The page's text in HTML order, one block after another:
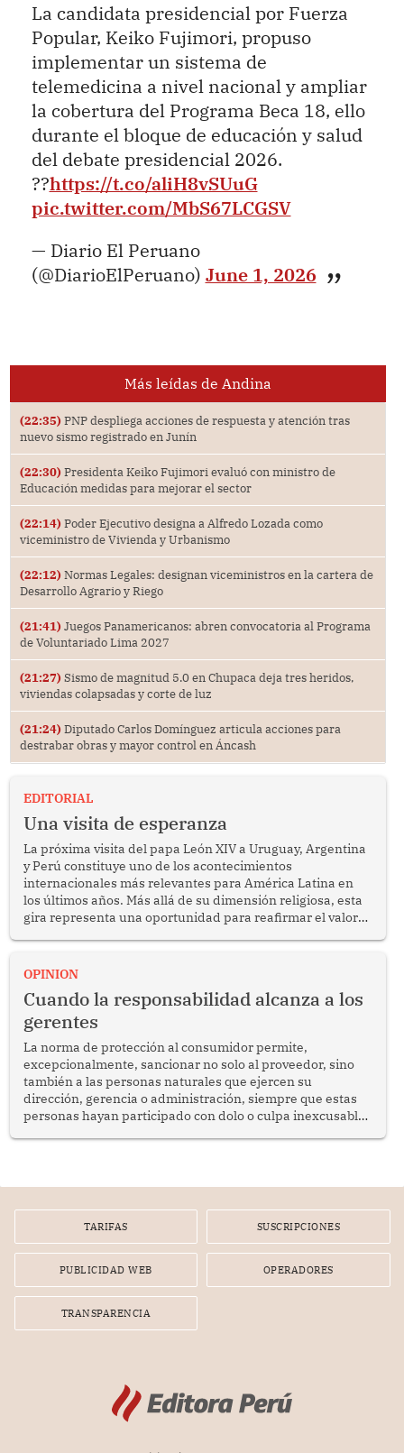
La candidata presidencial por Fuerza
Popular, Keiko Fujimori, propuso
implementar un sistema de
telemedicina a nivel nacional y ampliar
la cobertura del Programa Beca 18, ello
durante el bloque de educación y salud
del debate presidencial 2026.
??https://t.co/aliH8vSUuG
pic.twitter.com/MbS67LCGSV
— Diario El Peruano
(@DiarioElPeruano) June 1, 2026
Más leídas de Andina
(22:35) PNP despliega acciones de respuesta y atención tras
nuevo sismo registrado en Junín
(22:30) Presidenta Keiko Fujimori evaluó con ministro de
Educación medidas para mejorar el sector
(22:14) Poder Ejecutivo designa a Alfredo Lozada como
viceministro de Vivienda y Urbanismo
(22:12) Normas Legales: designan viceministros en la cartera de
Desarrollo Agrario y Riego
(21:41) Juegos Panamericanos: abren convocatoria al Programa
de Voluntariado Lima 2027
(21:27) Sismo de magnitud 5.0 en Chupaca deja tres heridos,
viviendas colapsadas y corte de luz
(21:24) Diputado Carlos Domínguez articula acciones para
destrabar obras y mayor control en Áncash
EDITORIAL
Una visita de esperanza
La próxima visita del papa León XIV a Uruguay, Argentina
y Perú constituye uno de los acontecimientos
internacionales más relevantes para América Latina en
los últimos años. Más allá de su dimensión religiosa, esta
gira representa una oportunidad para reafirmar el valor
enfrenta desafíos en materia de desarrollo, cohesión
OPINION
Cuando la responsabilidad alcanza a los
gerentes
La norma de protección al consumidor permite,
excepcionalmente, sancionar no solo al proveedor, sino
también a las personas naturales que ejercen su
dirección, gerencia o administración, siempre que estas
personas hayan participado con dolo o culpa inexcusable
por la frustrada realización de un meet and greet con
TARIFAS SUSCRIPCIONES
PUBLICIDAD WEB OPERADORES
TRANSPARENCIA